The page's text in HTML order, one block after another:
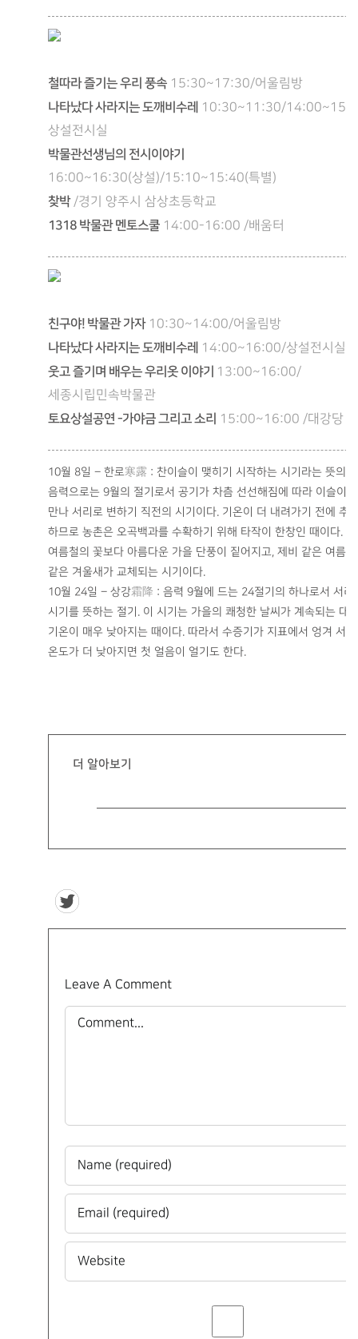
철따라 즐기는 우리 풍속 15:30~17:30/어울림방
나타났다 사라지는 도깨비수레
10:30~11:30/
상설전시실
박물관선생님의 전시이야기
16:00~16:30(상설)/15:10~15:40(특별)
찾박 /경기 양주시 삼상초등학교
1318 박물관 멘토스쿨 14:00-16:00 /배움터
친구야! 박물관 가자 10:30~14:00/어울림방
나타났다 사라지는 도깨비수레 14:00~16:00/상설전시실
웃고 즐기며 배우는 우리옷 이야기
13:00~16:00/
세종시립민속박물관
토요상설공연 -가야금 그리고 소리 15:00~16:00 /대강당
10월 8일 – 한로寒露 : 찬이슬이 맺히기 시작하는 시기라는 뜻의
음력으로는 9월의 절기로서 공기가 차츰 선선해짐에 따라 이슬이
만나 서리로 변하기 직전의 시기이다. 기온이 더 내려가기 전에 추
하므로 농촌은 오곡백과를 수확하기 위해 타작이 한창인 때이다.
여름철의 꽃보다 아름다운 가을 단풍이 짙어지고, 제비 같은 여름
같은 겨울새가 교체되는 시기이다.
10월 24일 – 상강霜降 : 음력 9월에 드는 24절기의 하나로서 서리
시기를 뜻하는 절기. 이 시기는 가을의 쾌청한 날씨가 계속되는 대
기온이 매우 낮아지는 때이다. 따라서 수증기가 지표에서 엉겨 서
온도가 더 낮아지면 첫 얼음이 얼기도 한다.
더 알아보기
Leave A Comment
Comment